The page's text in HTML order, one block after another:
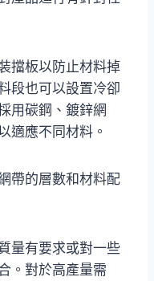
擋板以防止材料掉
段也可以設置冷卻
用碳鋼、鍍鋅網
適應不同材料。
帶的層數和材料配
量有要求或對一些
。對於高產量需